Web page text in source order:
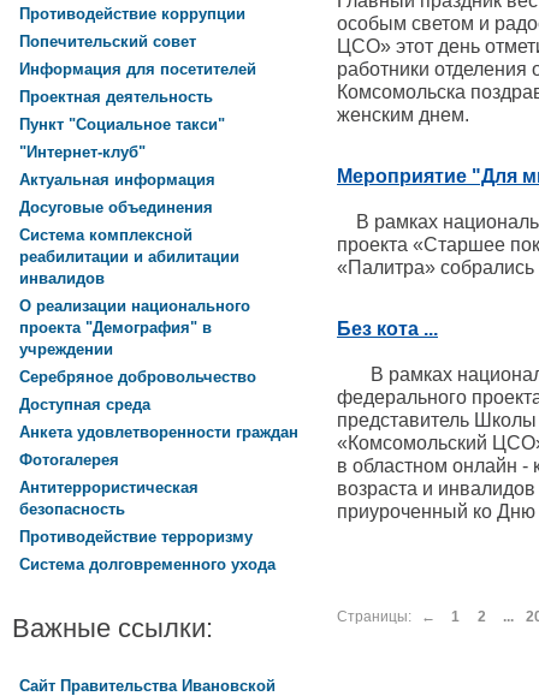
особым светом и
ЦСО» этот день
работники отделения
Комсомольска
женским днем.
Мероприятие "Для
В рамках
проекта «Старшее
«Палитра»
Без кота ...
В рамках
федерального
представитель
«Комсомольский
в областном онлайн -
возраста и
приуроченный ко Дню
Страницы: ← 1 2 ...
Противодействие коррупции
Попечительский совет
Информация для посетителей
Проектная деятельность
Пункт "Социальное такси"
"Интернет-клуб"
Актуальная информация
Досуговые объединения
Система комплексной
реабилитации и абилитации
инвалидов
О реализации национального
проекта "Демография" в
учреждении
Серебряное добровольчество
Доступная среда
Анкета удовлетворенности граждан
Фотогалерея
Антитеррористическая
безопасность
Противодействие терроризму
Система долговременного ухода
Важные ссылки:
Сайт Правительства Ивановской